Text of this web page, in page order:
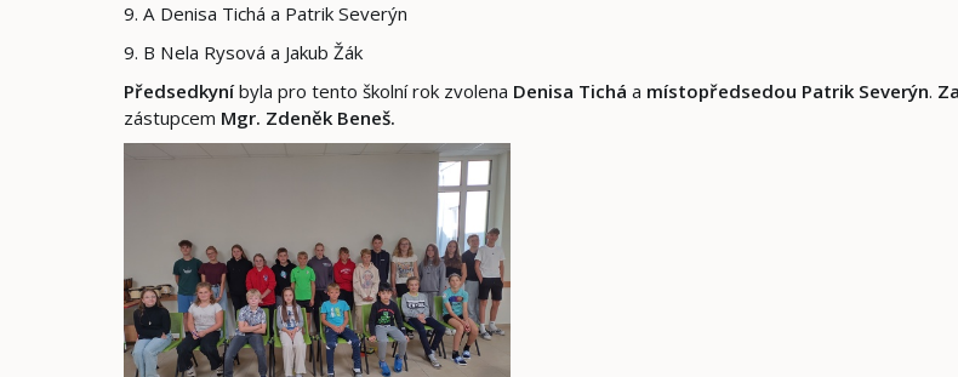
9. A Denisa Tichá a Patrik Severýn
9. B Nela Rysová a Jakub Žák
Předsedkyníbyla pro tento školní rok zvolena Denisa Tichá a místopředsedou Patrik Severýn.
zástupcem Mgr. ZdeněkBeneš.